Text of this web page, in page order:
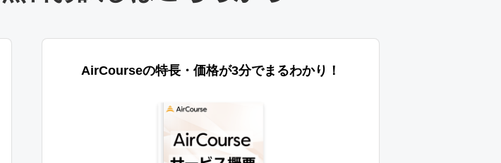
AirCourseの特長・価格が3分でまるわかり！